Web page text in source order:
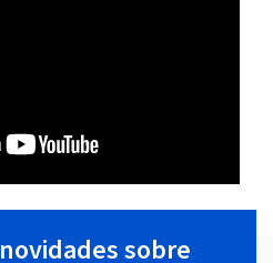
sobre